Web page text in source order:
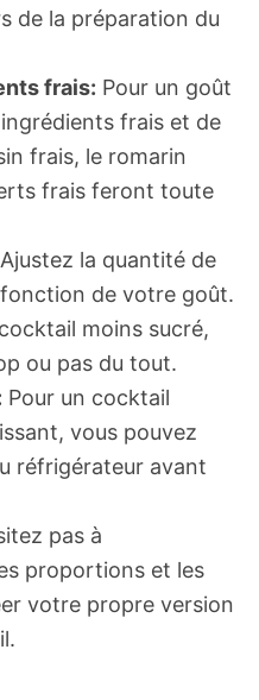
de la préparation du
frais: Pour un goût
frais et de
frais, le romarin
frais feront toute
Ajustez la quantité de
de votre goût.
moins sucré,
ou pas du tout.
Pour un cocktail
vous pouvez
réfrigérateur avant
pas à
proportions et les
votre propre version